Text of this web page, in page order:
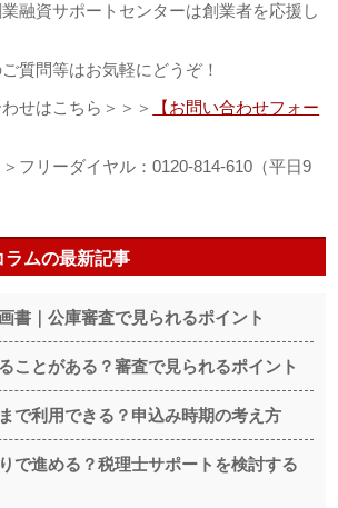
融資サポートセンターは創業者を応援し
質問等はお気軽にどうぞ！
せはこちら＞＞＞
【お問い合わせフォー
フリーダイヤル：0120-814-610（平日9
ムの最新記事
書｜公庫審査で見られるポイント
ことがある？審査で見られるポイント
で利用できる？申込み時期の考え方
で進める？税理士サポートを検討する